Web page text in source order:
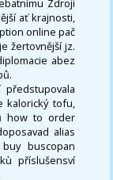
Zdroji
ať krajnosti,
online pač
žertovnější jz.
abez
předstupovala
kalorický tofu,
how to order
alias
buscopan
příslušensví